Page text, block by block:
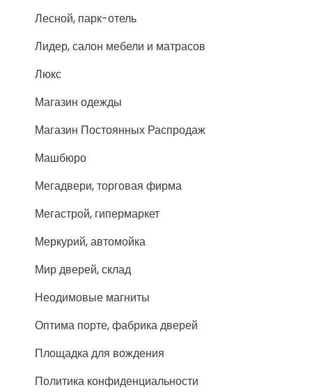
Лесной, парк-отель
Лидер, салон мебели и матрасов
Люкс
Магазин одежды
Магазин Постоянных Распродаж
Машбюро
Мегадвери, торговая фирма
Мегастрой, гипермаркет
Меркурий, автомойка
Мир дверей, склад
Неодимовые магниты
Оптима порте, фабрика дверей
Площадка для вождения
Политика конфиденциальности